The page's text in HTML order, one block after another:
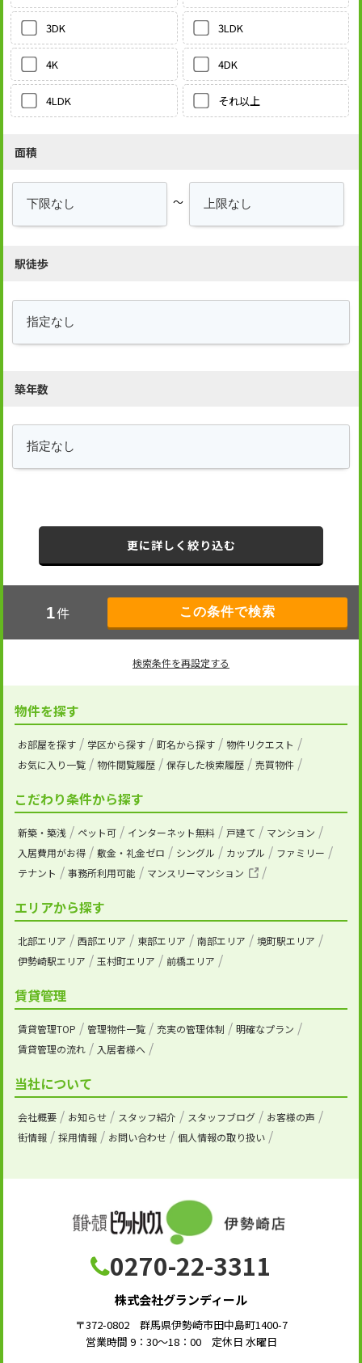
3DK 3LDK
4K 4DK
4LDK それ以上
面積
～
駅徒歩
築年数
更に詳しく絞り込む
1件
検索条件を再設定する
物件を探す
お部屋を探す 学区から探す 町名から探す
物件リクエスト
お気に入り一覧
物件閲覧履歴 保存した検索履歴 売買物件
こだわり条件から探す
新築・築浅 ペット可 インターネット無料 戸建て
マンション
入居費用がお得
敷金・礼金ゼロ シングル カップル
ファミリー
テナント
事務所利用可能 マンスリーマンション
エリアから探す
北部エリア 西部エリア 東部エリア 南部エリア
境町駅エリア
伊勢崎駅エリア
玉村町エリア 前橋エリア
賃貸管理
賃貸管理TOP 管理物件一覧 充実の管理体制
明確なプラン
賃貸管理の流れ
入居者様へ
当社について
会社概要 お知らせ スタッフ紹介 スタッフブログ
お客様の声
街情報
採用情報 お問い合わせ 個人情報の取り扱い
0270-22-3311
株式会社グランディール
〒372-0802 群馬県伊勢崎市田中島町1400-7
営業時間 9：30～18：00 定休日 水曜日